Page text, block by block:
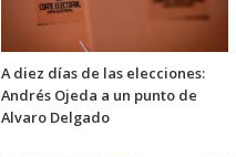
A diez días de las elecciones:
Andrés Ojeda a un punto de
Alvaro Delgado